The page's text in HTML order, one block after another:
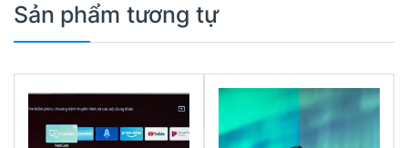
Sản phẩm tương tự